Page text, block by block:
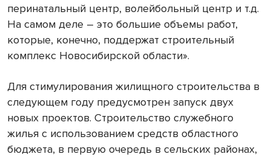
перинатальный центр, волейбольный центр и т.д.
На самом деле – это большие объемы работ,
которые, конечно, поддержат строительный
комплекс Новосибирской области».
Для стимулирования жилищного строительства в
следующем году предусмотрен запуск двух
новых проектов. Строительство служебного
жилья с использованием средств областного
бюджета, в первую очередь в сельских районах,